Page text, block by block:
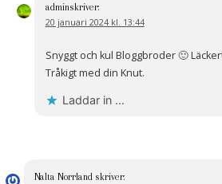
adminskriver:
20 januari 2024 kl. 13:44
Snyggt och kul Bloggbroder 🙂
Tråkigt med din Knut.
Laddar in …
Nalta Norrland skriver: